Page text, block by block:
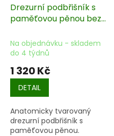
Drezurní podbřišník s
paměťovou pěnou bez
Na objednávku - skladem
do 4 týdnů
1 320 Kč
DETAIL
Anatomicky tvarovaný
drezurní podbřišník s
paměťovou pěnou.